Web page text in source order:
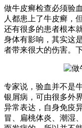
做牛皮癣检查必须验
人都患上了牛皮癣，
还有很多的患者根本
身体有影响，其实这
者带来很大的伤害。
专家说，验血并不是
银屑病，可由很多外
异常表达，自身免疫
冒、扁桃体炎、潮湿